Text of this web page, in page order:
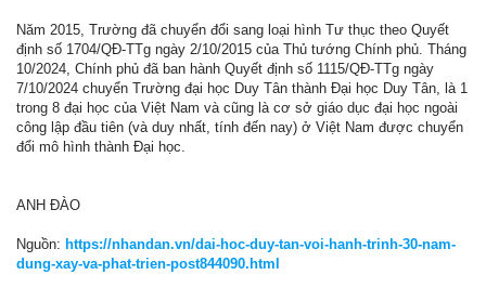
Năm 2015, Trường đã chuyển đổi sang loại hình Tư thục theo Quyết
định số 1704/QĐ-TTg ngày 2/10/2015 của Thủ tướng Chính phủ. Tháng
10/2024, Chính phủ đã ban hành Quyết định số 1115/QĐ-TTg ngày
7/10/2024 chuyển Trường đại học Duy Tân thành Đại học Duy Tân, là 1
trong 8 đại học của Việt Nam và cũng là cơ sở giáo dục đại học ngoài
công lập đầu tiên (và duy nhất, tính đến nay) ở Việt Nam được chuyển
đổi mô hình thành Đại học.
ANH ĐÀO
Nguồn: https://nhandan.vn/dai-hoc-duy-tan-voi-hanh-trinh-30-nam-
dung-xay-va-phat-trien-post844090.html